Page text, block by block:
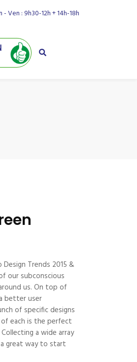
- Ven : 9h30-12h + 14h-18h
Trends 2015 &
our subconscious
us. On top of
better user
of specific designs
each is the perfect
a wide array
great way to start